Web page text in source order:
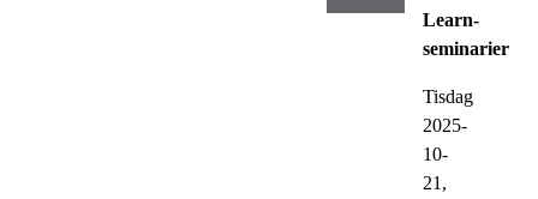
Learn-
seminarier
Tisdag
2025-
10-
21,